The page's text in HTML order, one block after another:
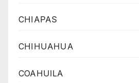
CHIAPAS
CHIHUAHUA
COAHUILA